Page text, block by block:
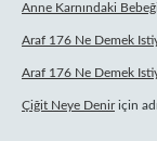
Anne Karnındaki
Araf 176 Ne Demek
Araf 176 Ne Demek
Çiğit Neye Deniriçin